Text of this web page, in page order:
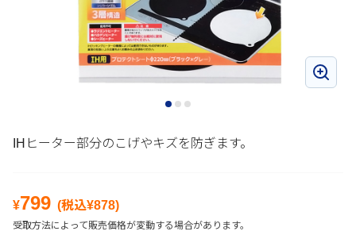
IHヒーター部分のこげやキズを防ぎます。
¥799 (税込¥878)
受取方法によって販売価格が変動する場合があります。